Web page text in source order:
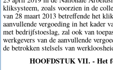
kliksysteem, zoals voorzien in de
van 28 maart 2013 betreffende het
aanvullende vergoeding in het kader
met bedrijfstoeslag, zal ook van
werkgevers van de aanvullende
de betrokken stelsels van
HOOFDSTUK VII. - Het